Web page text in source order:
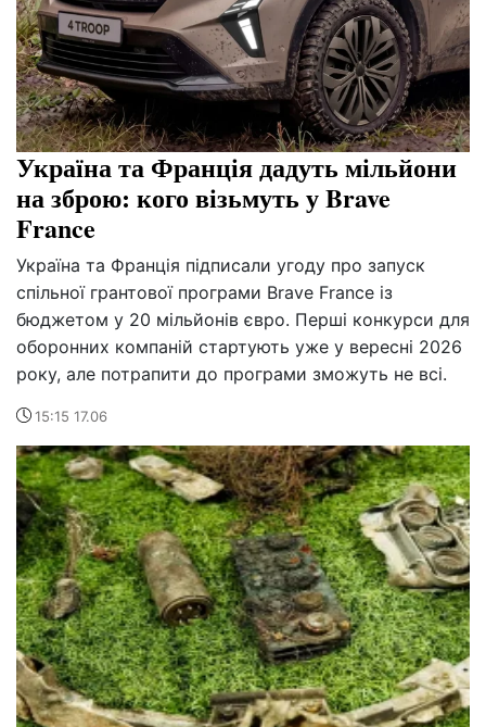
Україна та Франція дадуть мільйони
на зброю: кого візьмуть у Brave
France
Україна та Франція підписали угоду про запуск
спільної грантової програми Brave France із
бюджетом у 20 мільйонів євро. Перші конкурси для
оборонних компаній стартують уже у вересні 2026
року, але потрапити до програми зможуть не всі.
15:15 17.06